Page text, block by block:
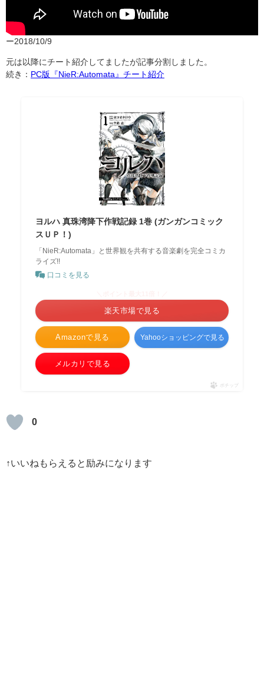
ー2018/10/9
元は以降にチート紹介してましたが記事分割しました。
続き： PC版『NieR:Automata』チート紹介
ヨルハ 真珠湾降下作戦記録 1巻 (ガンガンコミック
スＵＰ！)
「NieR:Automata」と世界観を共有する音楽劇を完全コミカ
ライズ!!
口コミを見る
Amazonで見る
楽天市場で見る
Yahooショッピングで見る
メルカリで見る
ポチップ
0
↑いいねもらえると励みになります